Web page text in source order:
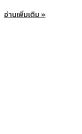
อ่านเพิ่มเติม »